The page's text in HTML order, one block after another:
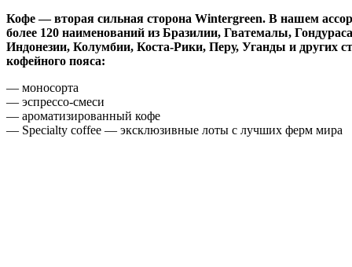
Кофе — вторая сильная сторона Wintergreen. В нашем
более 120 наименований из Бразилии, Гватемалы,
Индонезии, Колумбии, Коста-Рики, Перу, Уганды и других
кофейного пояса:
— моносорта
— эспрессо-смеси
— ароматизированный кофе
— Specialty coffee — эксклюзивные лоты с лучших ферм мира